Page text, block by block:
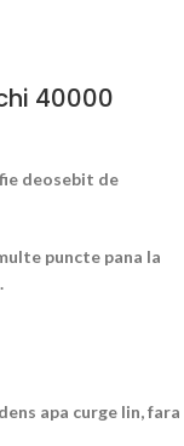
40000
deosebit de
puncte pana la
apa curge lin, fara